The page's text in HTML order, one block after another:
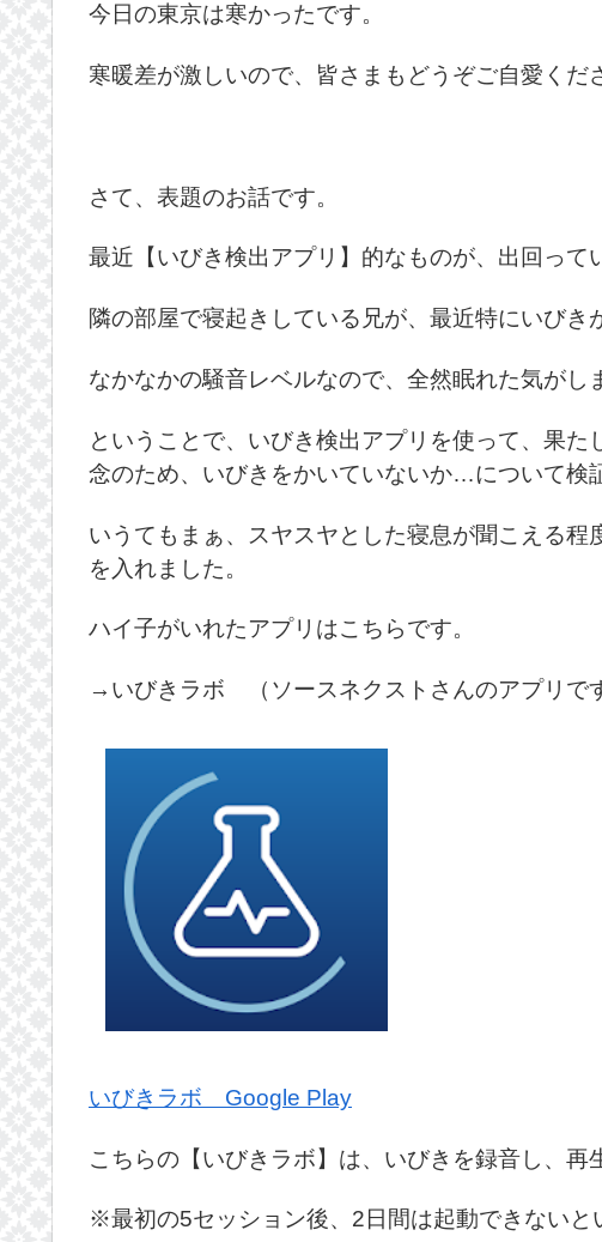
今日の東京は寒かったです。
寒暖差が激しいので、皆さまもどうぞご自愛くだ
さて、表題のお話です。
最近【いびき検出アプリ】的なものが、出回って
隣の部屋で寝起きしている兄が、最近特にいびき
なかなかの騒音レベルなので、全然眠れた気がし
ということで、いびき検出アプリを使って、果
念のため、いびきをかいていないか…について検
いうてもまぁ、スヤスヤとした寝息が聞こえる
を入れました。
ハイ子がいれたアプリはこちらです。
→いびきラボ （ソースネクストさんのアプリで
いびきラボ Google Play
こちらの【いびきラボ】は、いびきを録音し、再
※最初の5セッション後、2日間は起動できないと